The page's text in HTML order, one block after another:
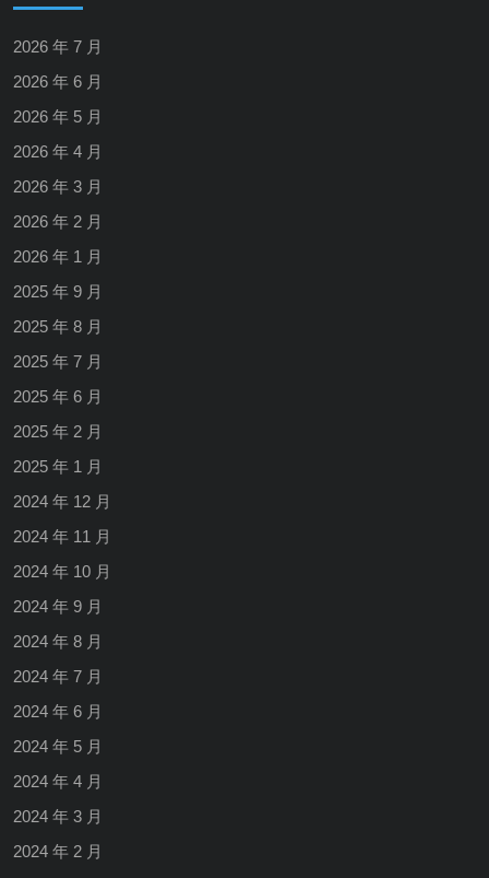
2026 年 7 月
2026 年 6 月
2026 年 5 月
2026 年 4 月
2026 年 3 月
2026 年 2 月
2026 年 1 月
2025 年 9 月
2025 年 8 月
2025 年 7 月
2025 年 6 月
2025 年 2 月
2025 年 1 月
2024 年 12 月
2024 年 11 月
2024 年 10 月
2024 年 9 月
2024 年 8 月
2024 年 7 月
2024 年 6 月
2024 年 5 月
2024 年 4 月
2024 年 3 月
2024 年 2 月